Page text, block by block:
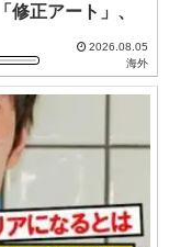
修正アート」、
2026.08.05
海外